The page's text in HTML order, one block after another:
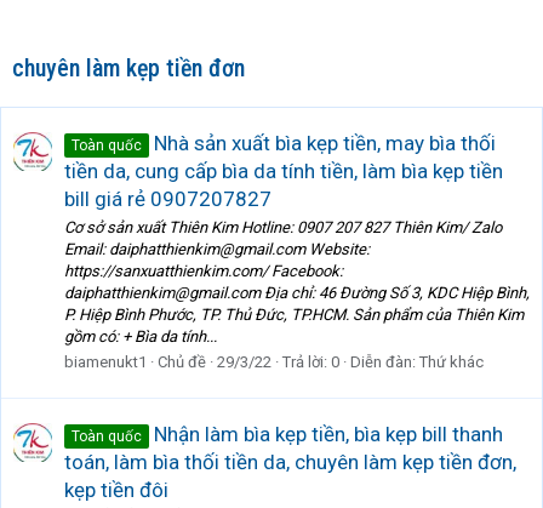
chuyên làm kẹp tiền đơn
Toàn quốc
Nhà sản xuất bìa kẹp tiền, may bìa thối
tiền da, cung cấp bìa da tính tiền, làm bìa kẹp tiền
bill giá rẻ 0907207827
Cơ sở sản xuất Thiên Kim Hotline: 0907 207 827 Thiên Kim/ Zalo
Email: daiphatthienkim@gmail.com Website:
https://sanxuatthienkim.com/ Facebook:
daiphatthienkim@gmail.com Địa chỉ: 46 Đường Số 3, KDC Hiệp Bình,
P. Hiệp Bình Phước, TP. Thủ Đức, TP.HCM. Sản phẩm của Thiên Kim
gồm có: + Bìa da tính...
biamenukt1
Chủ đề 29/3/22 Trả lời: 0 Diễn đàn: Thứ khác
Toàn quốc
Nhận làm bìa kẹp tiền, bìa kẹp bill thanh
toán, làm bìa thối tiền da, chuyên làm kẹp tiền đơn,
kẹp tiền đôi